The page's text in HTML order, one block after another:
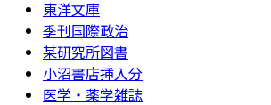
東洋文庫
季刊国際政治
某研究所図書
小沼書店挿入分
医学・薬学雑誌